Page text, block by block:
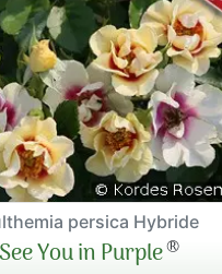
persica Hybride
You in Purple®